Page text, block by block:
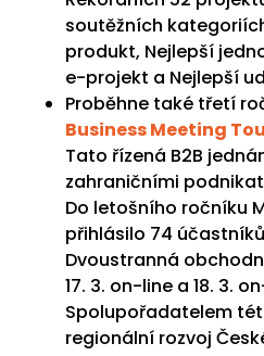
soutěžních
produkt, Nejlepší
e-projekt a Nejlepší
Proběhne také třetí
Business Meeting
Tato řízená B2B
zahraničními
Do letošního ročníku
přihlásilo 74
Dvoustranná
17. 3. on-line a 18. 3.
Spolupořadatelem
regionální rozvoj